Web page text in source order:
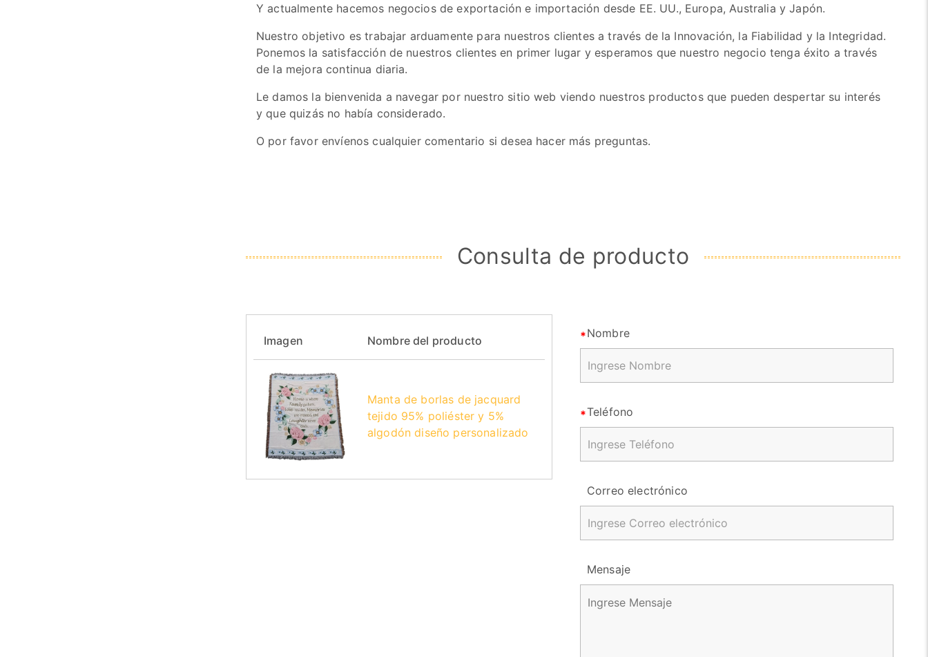
Y actualmente hacemos negocios de exportación e importación desde EE. UU., Europa, Australia y Japón.
Nuestro objetivo es trabajar arduamente para nuestros clientes a través de la Innovación, la Fiabilidad y la Integridad.
Ponemos la satisfacción de nuestros clientes en primer lugar y esperamos que nuestro negocio tenga éxito a través
de la mejora continua diaria.
Le damos la bienvenida a navegar por nuestro sitio web viendo nuestros productos que pueden despertar su interés
y que quizás no había considerado.
O por favor envíenos cualquier comentario si desea hacer más preguntas.
Consulta de producto
Imagen Nombre del producto
Manta de borlas de jacquard
tejido 95% poliéster y 5%
algodón diseño personalizado
Nombre
Teléfono
Correo electrónico
Mensaje